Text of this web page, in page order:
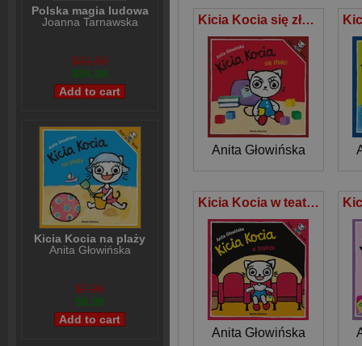
Polska magia ludowa
Joanna Tarnawska
$31,89
$24,98
Kicia Kocia na plaży
Anita Głowińska
$7,99
$6,99
Kicia Kocia się złości
Anita Głowińska
Kicia Kocia w teatrze
Anita Głowińska